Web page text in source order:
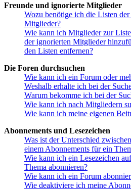
Freunde und ignorierte Mitglieder
Wozu benötige ich die Listen
Mitglieder?
Wie kann ich Mitglieder zur
der ignorierten Mitglieder
den Listen entfernen?
Die Foren durchsuchen
Wie kann ich ein Forum oder
Weshalb erhalte ich bei der
Warum bekomme ich bei der
Wie kann ich nach Mitgliedern
Wie kann ich meine eigenen
Abonnements und Lesezeichen
Was ist der Unterschied
einem Abonnements für ein
Wie kann ich ein Lesezeichen
Thema abonnieren?
Wie kann ich ein Forum
Wie deaktiviere ich meine